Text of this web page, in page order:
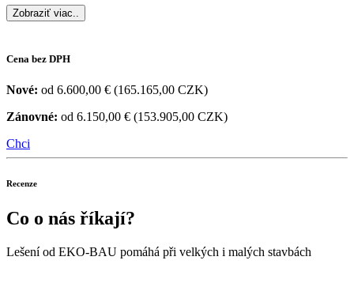
Zobraziť viac..
Cena bez DPH
Nové: od 6.600,00 € (165.165,00 CZK)
Zánovné: od 6.150,00 € (153.905,00 CZK)
Chci
Recenze
Co o nás říkají?
Lešení od EKO-BAU pomáhá při velkých i malých stavbách